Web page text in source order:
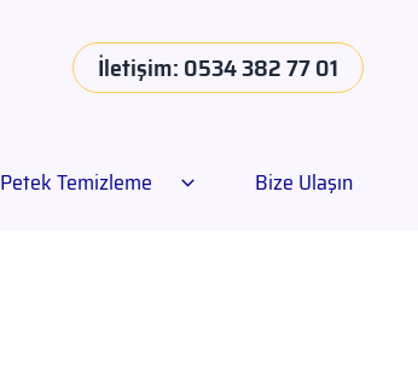
İletişim: 0534 382 77 01
Petek Temizleme Bize Ulaşın